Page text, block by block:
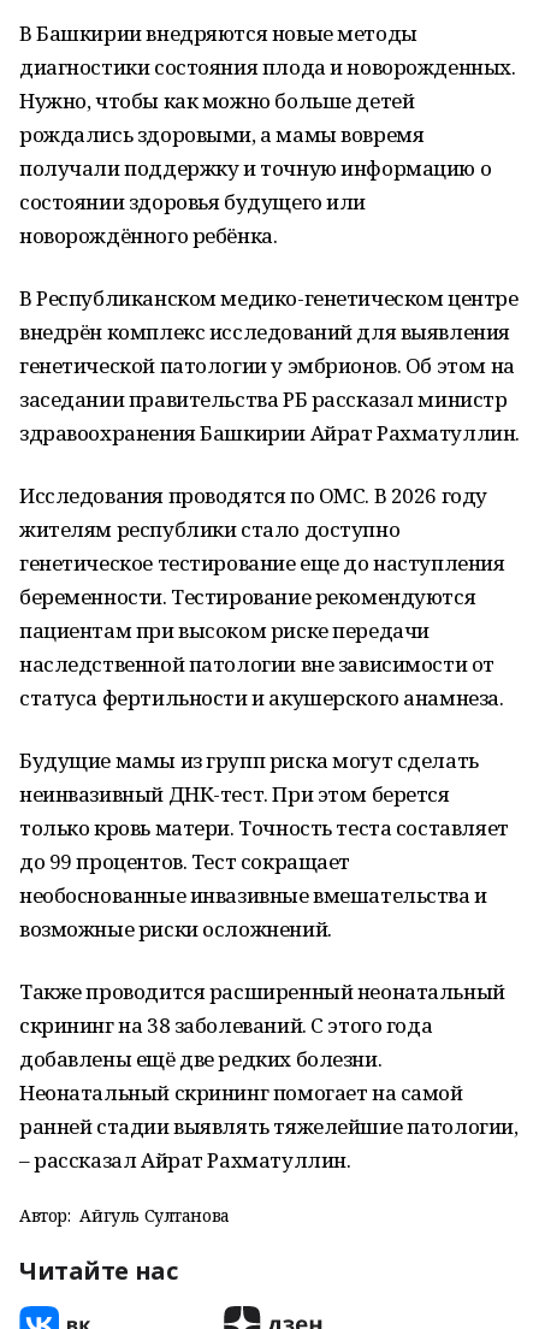
В Башкирии внедряются новые методы
диагностики состояния плода и новорожденных.
Нужно, чтобы как можно больше детей
рождались здоровыми, а мамы вовремя
получали поддержку и точную информацию о
состоянии здоровья будущего или
новорождённого ребёнка.
В Республиканском медико-генетическом центре
внедрён комплекс исследований для выявления
генетической патологии у эмбрионов. Об этом на
заседании правительства РБ рассказал министр
здравоохранения Башкирии Айрат Рахматуллин.
Исследования проводятся по ОМС. В 2026 году
жителям республики стало доступно
генетическое тестирование еще до наступления
беременности. Тестирование рекомендуются
пациентам при высоком риске передачи
наследственной патологии вне зависимости от
статуса фертильности и акушерского анамнеза.
Будущие мамы из групп риска могут сделать
неинвазивный ДНК-тест. При этом берется
только кровь матери. Точность теста составляет
до 99 процентов. Тест сокращает
необоснованные инвазивные вмешательства и
возможные риски осложнений.
Также проводится расширенный неонатальный
скрининг на 38 заболеваний. С этого года
добавлены ещё две редких болезни.
Неонатальный скрининг помогает на самой
ранней стадии выявлять тяжелейшие патологии,
– рассказал Айрат Рахматуллин.
Автор: Айгуль Султанова
Читайте нас